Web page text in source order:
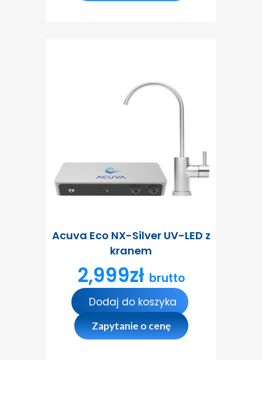
Acuva Eco NX-Silver UV-LED z
kranem
2,999zł brutto
Dodaj do koszyka
Zapytanie o cenę